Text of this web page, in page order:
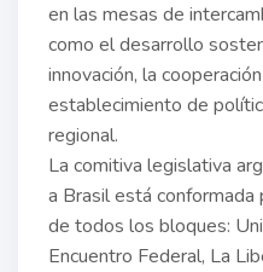
en las mesas de
como el desarrollo
innovación, la
establecimiento de
regional.
La comitiva legislativa
a Brasil está
de todos los bloques:
Encuentro Federal, La